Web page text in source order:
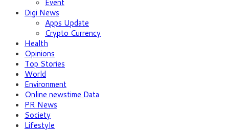
Event
Digi News
Apps Update
Crypto Currency
Health
Opinions
Top Stories
World
Environment
Online newstime Data
PR News
Society
Lifestyle